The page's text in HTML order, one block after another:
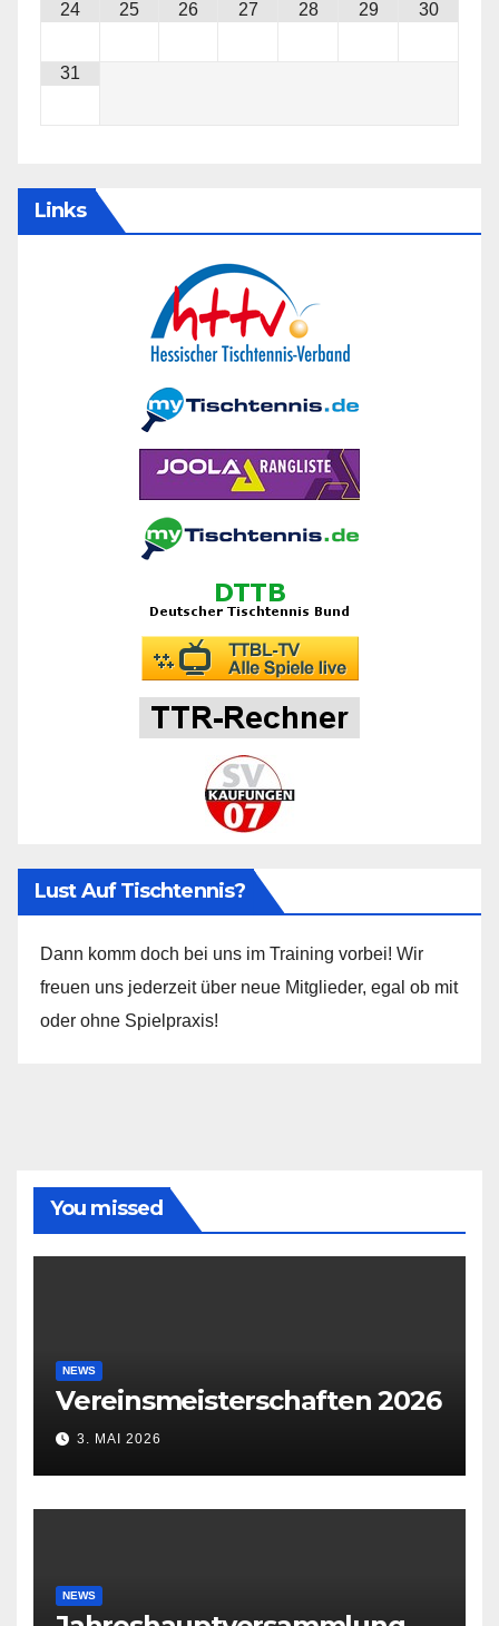
24 25 26 27 28 29 30
31
Links
Lust Auf Tischtennis?
Dann komm doch bei uns im Training vorbei! Wir
freuen uns jederzeit über neue Mitglieder, egal ob mit
oder ohne Spielpraxis!
You missed
NEWS
Vereinsmeisterschaften 2026
3. MAI 2026
NEWS